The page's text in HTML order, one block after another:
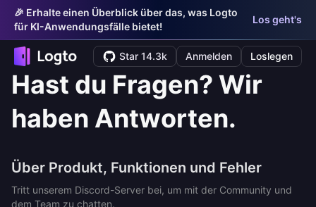
🎉 Erhalte einen Überblick über das, was Logto
für KI-Anwendungsfälle bietet!
Los geht's
Star 14.3k Anmelden Loslegen
Hast du Fragen? Wir
haben Antworten.
Über Produkt, Funktionen und Fehler
Tritt unserem Discord-Server bei, um mit der Community und
dem Team zu chatten.